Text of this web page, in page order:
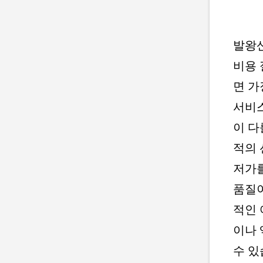
발왕
비용
면
서비
이
적의
저가
품질
적인
이나
수